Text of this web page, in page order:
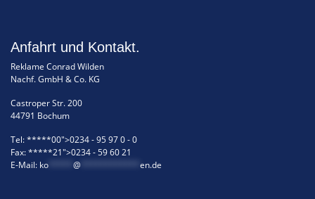
Anfahrt und Kontakt.
Reklame Conrad Wilden
Nachf. GmbH & Co. KG
Castroper Str. 200
44791 Bochum
Tel:*****00">0234 - 95 97 0 - 0
Fax:*****21">0234 - 59 60 21
E-Mail: ko @ en.de